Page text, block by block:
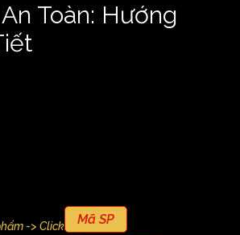
Toàn: Hướng
-> Click Mã SP